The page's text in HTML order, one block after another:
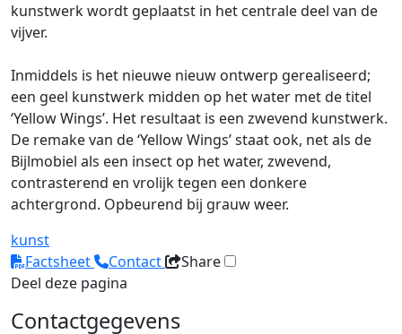
kunstwerk wordt geplaatst in het centrale deel van de
vijver.
Inmiddels is het nieuwe nieuw ontwerp gerealiseerd;
een geel kunstwerk midden op het water met de titel
‘Yellow Wings’. Het resultaat is een zwevend kunstwerk.
De remake van de ‘Yellow Wings’ staat ook, net als de
Bijlmobiel als een insect op het water, zwevend,
contrasterend en vrolijk tegen een donkere
achtergrond. Opbeurend bij grauw weer.
kunst
Factsheet
Contact
Share
Deel deze pagina
Contactgegevens